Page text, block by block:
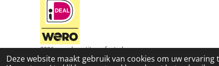
Deze website maakt gebruik van cookies om uw
2026 www.le-petite-enfant.nl